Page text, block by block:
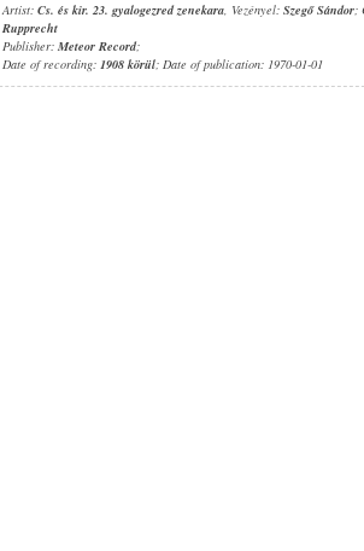
Artist: Cs. és kir. 23. gyalogezred zenekara, Vezényel: Szegő Sándor;
Rupprecht
Publisher: Meteor Record;
Date of recording: 1908 körül; Date of publication: 1970-01-01